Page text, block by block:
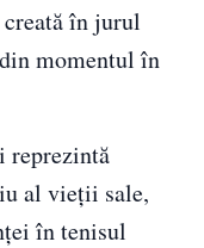
în jurul
momentul în
reprezintă
al vieții sale,
în tenisul